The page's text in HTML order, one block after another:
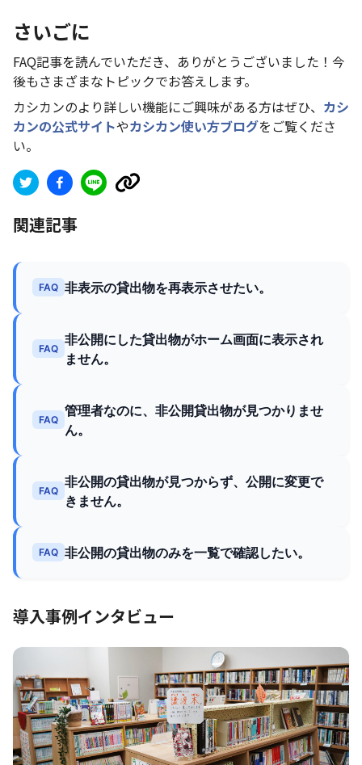
さいごに
FAQ記事を読んでいただき、ありがとうございました！今
後もさまざまなトピックでお答えします。
カシカンのより詳しい機能にご興味がある方はぜひ、 カシ
カンの公式サイトやカシカン使い方ブログをご覧くださ
い。
関連記事
FAQ 非表示の貸出物を再表示させたい。
FAQ
非公開にした貸出物がホーム画面に表示され
ません。
FAQ
管理者なのに、非公開貸出物が見つかりませ
ん。
FAQ
非公開の貸出物が見つからず、公開に変更で
きません。
FAQ 非公開の貸出物のみを一覧で確認したい。
導入事例インタビュー